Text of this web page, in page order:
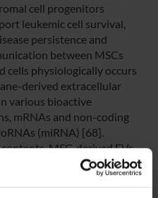
cell progenitors
leukemic cell survival,
persistence and
between MSCs
cells physiologically occurs
derived extracellular
various bioactive
mRNAs and non-coding
(miRNA) [68].
MSC-derived EVs
i.e. cell proliferation,
tissue invasion,